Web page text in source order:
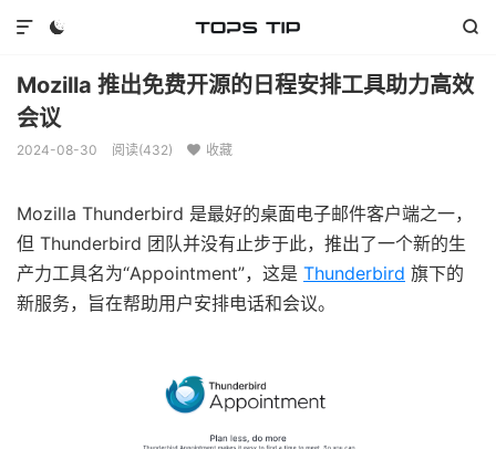
 

Mozilla 推出免费开源的日程安排工具助力高效
会议
2024-08-30 阅读(432)  收藏
Mozilla Thunderbird 是最好的桌面电子邮件客户端之一，
但 Thunderbird 团队并没有止步于此，推出了一个新的生
产力工具名为“Appointment”，这是 Thunderbird 旗下的
新服务，旨在帮助用户安排电话和会议。